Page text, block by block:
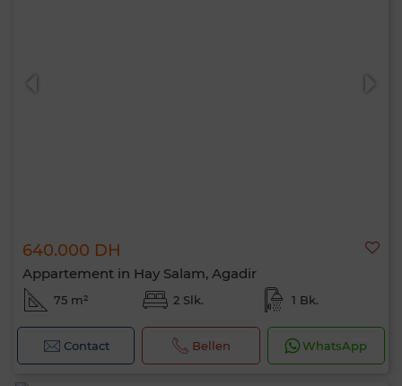
640.000 DH
Appartement in Hay Salam, Agadir
75 m² 2 Slk. 1 Bk.
Contact Bellen WhatsApp